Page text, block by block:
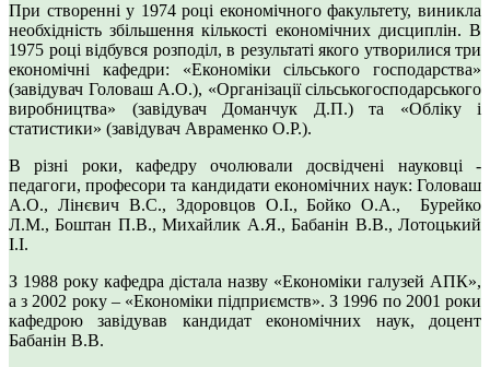
При створенні у 1974 році економічного факультету, виникла
необхідність збільшення кількості економічних дисциплін. В
1975 році відбувся розподіл, в результаті якого утворилися три
економічні кафедри: «Економіки сільського господарства»
(завідувач Головаш А.О.), «Організації сільськогосподарського
виробництва» (завідувач Доманчук Д.П.) та «Обліку і
статистики» (завідувач Авраменко О.Р.).
В різні роки, кафедру очолювали досвідчені науковці -
педагоги, професори та кандидати економічних наук: Головаш
А.О., Лінєвич В.С., Здоровцов О.І., Бойко О.А., Бурейко
Л.М., Боштан П.В., Михайлик А.Я., Бабанін В.В., Лотоцький
І.І.
З 1988 року кафедра дістала назву «Економіки галузей АПК»,
а з 2002 року – «Економіки підприємств». З 1996 по 2001 роки
кафедрою завідував кандидат економічних наук, доцент
Бабанін В.В.